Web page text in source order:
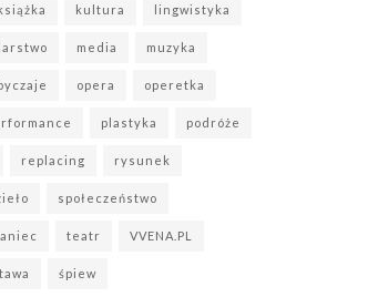
kultura lingwistyka
media muzyka
opera operetka
plastyka podróże
replacing rysunek
społeczeństwo
teatr VVENA.PL
śpiew